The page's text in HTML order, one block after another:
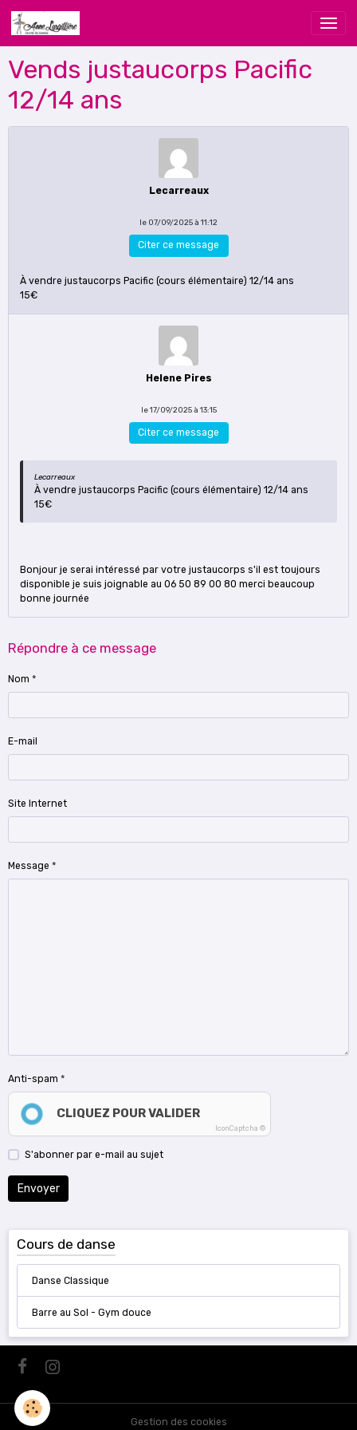
Vends justaucorps Pacific
12/14 ans
Lecarreaux
le 07/09/2025 à 11:12
Citer ce message
À vendre justaucorps Pacific (cours élémentaire) 12/14 ans
15€
Helene Pires
le 17/09/2025 à 13:15
Citer ce message
Lecarreaux
À vendre justaucorps Pacific (cours élémentaire) 12/14 ans
15€
Bonjour je serai intéressé par votre justaucorps s'il est toujours
disponible je suis joignable au 06 50 89 00 80 merci beaucoup
bonne journée
Répondre à ce message
Nom
E-mail
Site Internet
Message
Anti-spam
CLIQUEZ POUR VALIDER
IconCaptcha ©
S'abonner par e-mail au sujet
Envoyer
Cours de danse
Danse Classique
Barre au Sol - Gym douce
Gestion des cookies